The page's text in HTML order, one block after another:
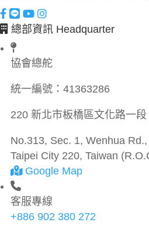
總部資訊 Headquarter
協會總舵
統一編號： 41363286
220 新北市板橋區文化路一
No.313, Sec. 1, Wenhua
Taipei City 220, Taiwan
Google Map
客服專線
+886 902 380 272